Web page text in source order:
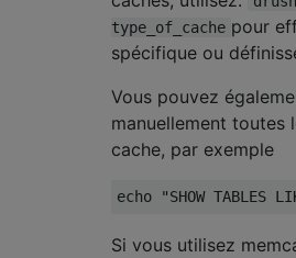
type_of_cache pour
spécifique ou
Vous pouvez
manuellement toutes
cache, par exemple
echo "SHOW TABLES
Si vous utilisez